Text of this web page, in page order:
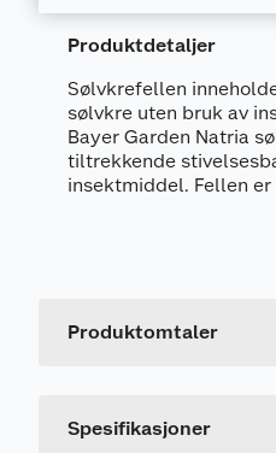
Produktdetaljer
Sølvkrefellen
sølvkre uten bruk av
Bayer Garden Natria
tiltrekkende
insektmiddel. Fellen er
Produktomtaler
Spesifikasjoner
Leverandørens